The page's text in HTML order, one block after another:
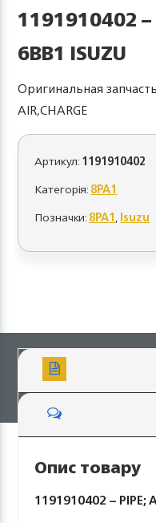
1191910402 –
6BB1 ISUZU
Оригинальная
AIR,CHARGE
Артикул:1191910402
Категорія:8PA1
Позначки:8PA1,Isuzu
Опис товару
1191910402 – PIPE;